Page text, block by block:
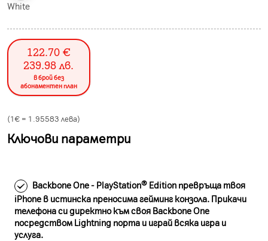
White
122.70 €
239.98 лв.
в брой без
абонаментен план
(1€ = 1.95583 лева)
Ключови параметри
Backbone One - PlayStation® Edition превръща твоя
iPhone в истинска преносима гейминг конзола. Прикачи
телефона си директно към своя Backbone One
посредством Lightning порта и играй всяка игра и
услуга.